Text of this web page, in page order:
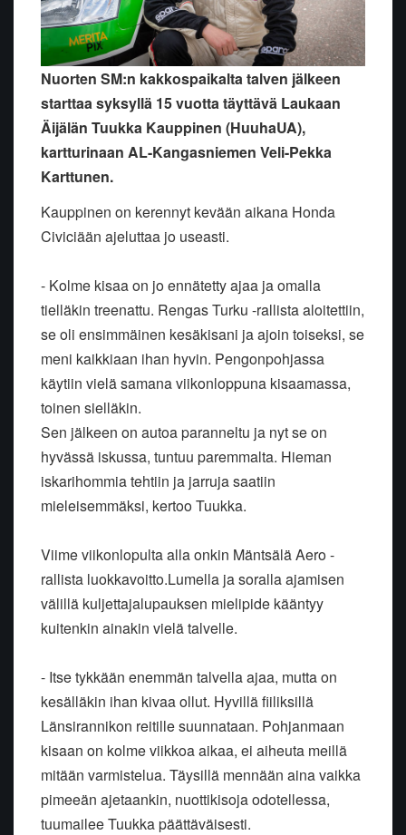
Nuorten SM:n kakkospaikalta talven jälkeen
starttaa syksyllä 15 vuotta täyttävä Laukaan
Äijälän Tuukka Kauppinen (HuuhaUA),
kartturinaan AL-Kangasniemen Veli-Pekka
Karttunen.
Kauppinen on kerennyt kevään aikana Honda
Civiciään ajeluttaa jo useasti.
- Kolme kisaa on jo ennätetty ajaa ja omalla
tielläkin treenattu. Rengas Turku -rallista aloitettiin,
se oli ensimmäinen kesäkisani ja ajoin toiseksi, se
meni kaikkiaan ihan hyvin. Pengonpohjassa
käytiin vielä samana viikonloppuna kisaamassa,
toinen sielläkin.
Sen jälkeen on autoa paranneltu ja nyt se on
hyvässä iskussa, tuntuu paremmalta. Hieman
iskarihommia tehtiin ja jarruja saatiin
mieleisemmäksi, kertoo Tuukka.
Viime viikonlopulta alla onkin Mäntsälä Aero -
rallista luokkavoitto.Lumella ja soralla ajamisen
välillä kuljettajalupauksen mielipide kääntyy
kuitenkin ainakin vielä talvelle.
- Itse tykkään enemmän talvella ajaa, mutta on
kesälläkin ihan kivaa ollut. Hyvillä fiiliksillä
Länsirannikon reitille suunnataan. Pohjanmaan
kisaan on kolme viikkoa aikaa, ei aiheuta meillä
mitään varmistelua. Täysillä mennään aina vaikka
pimeeän ajetaankin, nuottikisoja odotellessa,
tuumailee Tuukka päättäväisesti.